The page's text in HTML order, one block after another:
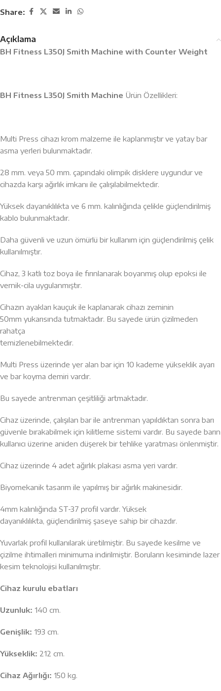
Share:
Açıklama
BH Fitness L350J Smith Machine with Counter Weight
BH Fitness L350J Smith Machine Ürün Özellikleri:
Multi Press cihazı krom malzeme ile kaplanmıştır ve yatay bar
asma yerleri bulunmaktadır.
28 mm. veya 50 mm. çapındaki olimpik disklere uygundur ve
cihazda karşı ağırlık imkanı ile çalışılabilmektedir.
Yüksek dayanıklılıkta ve 6 mm. kalınlığında çelikle güçlendirilmiş
kablo bulunmaktadır.
Daha güvenli ve uzun ömürlü bir kullanım için güçlendirilmiş çelik
kullanılmıştır.
Cihaz, 3 katlı toz boya ile fırınlanarak boyanmış olup epoksi ile
vernik-cila uygulanmıştır.
Cihazın ayakları kauçuk ile kaplanarak cihazı zeminin
50mm yukarısında tutmaktadır. Bu sayede ürün çizilmeden
rahatça
temizlenebilmektedir.
Multi Press üzerinde yer alan bar için 10 kademe yükseklik ayarı
ve bar koyma demiri vardır.
Bu sayede antrenman çeşitliliği artmaktadır.
Cihaz üzerinde, çalışılan bar ile antrenman yapıldıktan sonra barı
güvenle bırakabilmek için kilitleme sistemi vardır. Bu sayede barın
kullanıcı üzerine aniden düşerek bir tehlike yaratması önlenmiştir.
Cihaz üzerinde 4 adet ağırlık plakası asma yeri vardır.
Biyomekanik tasarım ile yapılmış bir ağırlık makinesidir.
4mm kalınlığında ST-37 profil vardır. Yüksek
dayanıklılıkta, güçlendirilmiş şaseye sahip bir cihazdır.
Yuvarlak profil kullanılarak üretilmiştir. Bu sayede kesilme ve
çizilme ihtimalleri minimuma indirilmiştir. Boruların kesiminde lazer
kesim teknolojisi kullanılmıştır.
Cihaz kurulu ebatları
Uzunluk: 140 cm.
Genişlik: 193 cm.
Yükseklik: 212 cm.
Cihaz Ağırlığı: 150 kg.